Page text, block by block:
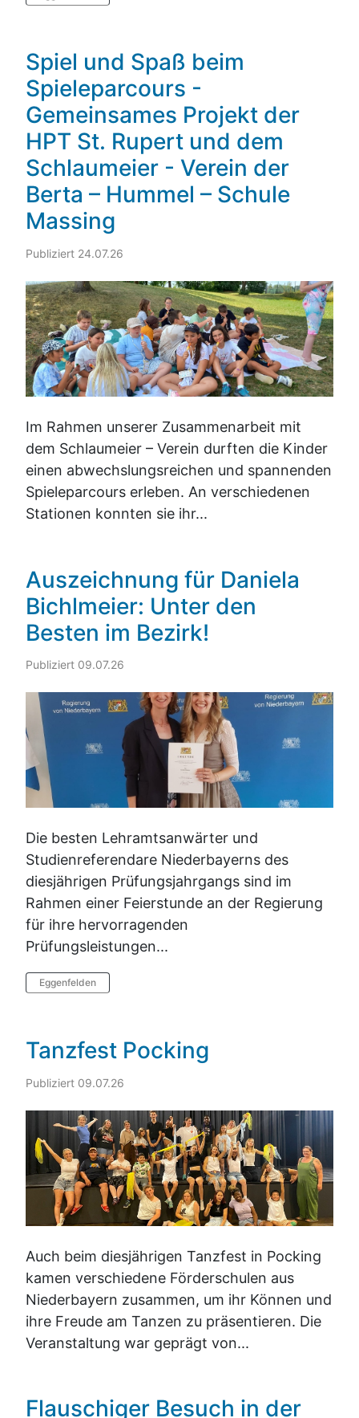
Spiel und Spaß beim
Spieleparcours -
Gemeinsames Projekt der
HPT St. Rupert und dem
Schlaumeier - Verein der
Berta – Hummel – Schule
Massing
Publiziert 24.07.26
Im Rahmen unserer Zusammenarbeit mit
dem Schlaumeier – Verein durften die Kinder
einen abwechslungsreichen und spannenden
Spieleparcours erleben. An verschiedenen
Stationen konnten sie ihr...
Auszeichnung für Daniela
Bichlmeier: Unter den
Besten im Bezirk!
Publiziert 09.07.26
Die besten Lehramtsanwärter und
Studienreferendare Niederbayerns des
diesjährigen Prüfungsjahrgangs sind im
Rahmen einer Feierstunde an der Regierung
für ihre hervorragenden
Prüfungsleistungen...
Eggenfelden
Tanzfest Pocking
Publiziert 09.07.26
Auch beim diesjährigen Tanzfest in Pocking
kamen verschiedene Förderschulen aus
Niederbayern zusammen, um ihr Können und
ihre Freude am Tanzen zu präsentieren. Die
Veranstaltung war geprägt von...
Flauschiger Besuch in der